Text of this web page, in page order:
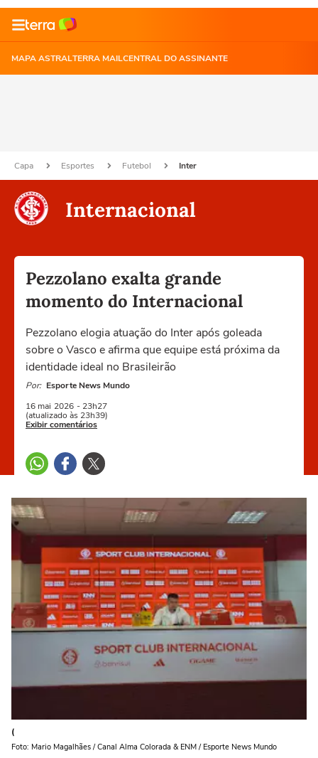
MAPA ASTRALTERRA MAILCENTRAL DO ASSINANTE
Capa Esportes Futebol Inter
Internacional
Pezzolano exalta grande
momento do Internacional
Pezzolano elogia atuação do Inter após goleada
sobre o Vasco e afirma que equipe está próxima da
identidade ideal no Brasileirão
Por: Esporte News Mundo
16 mai 2026 - 23h27
(atualizado às 23h39)
Exibir comentários
(
Foto: Mario Magalhães / Canal Alma Colorada & ENM / Esporte News Mundo